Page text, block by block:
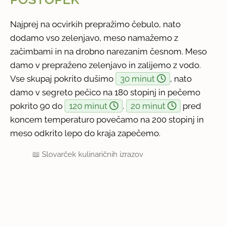
Najprej na ocvirkih prepražimo čebulo, nato
dodamo vso zelenjavo, meso namažemo z
začimbami in na drobno narezanim česnom. Meso
damo v prepraženo zelenjavo in zalijemo z vodo.
Vse skupaj pokrito dušimo
30 minut
, nato
damo v segreto pečico na 180 stopinj in pečemo
pokrito 90 do
120 minut . 20 minut
pred
koncem temperaturo povečamo na 200 stopinj in
meso odkrito lepo do kraja zapečemo.
📖Slovarček kulinaričnih izrazov